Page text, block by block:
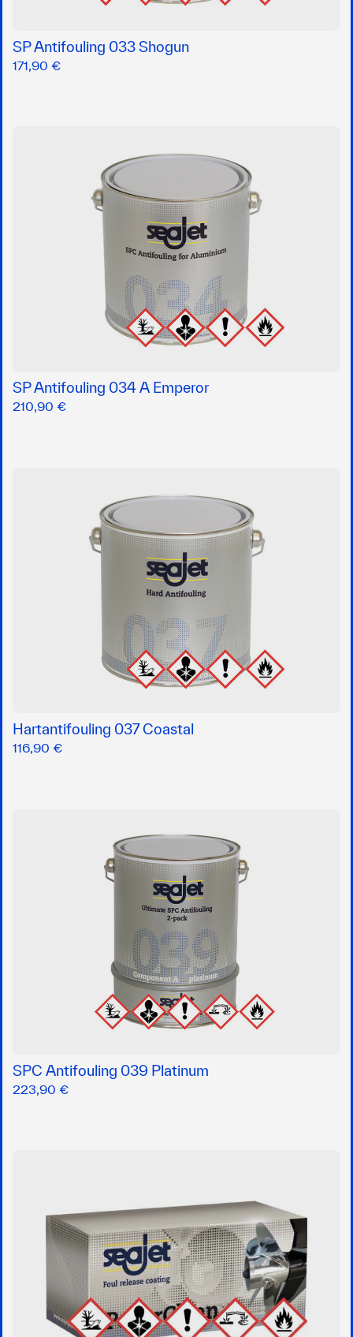
SP Antifouling 033 Shogun
171,90 €
SP Antifouling 034 A Emperor
210,90 €
Hartantifouling 037 Coastal
116,90 €
SPC Antifouling 039 Platinum
223,90 €